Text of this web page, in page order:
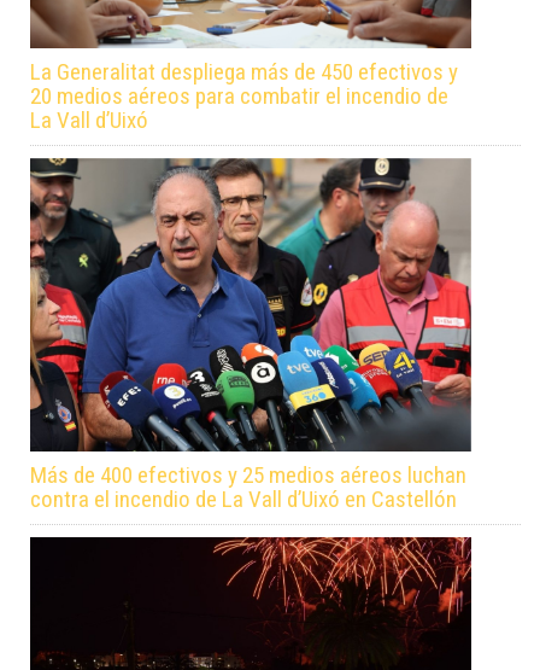
La Generalitat despliega más de 450 efectivos y
20 medios aéreos para combatir el incendio de
La Vall d’Uixó
Más de 400 efectivos y 25 medios aéreos luchan
contra el incendio de La Vall d’Uixó en Castellón